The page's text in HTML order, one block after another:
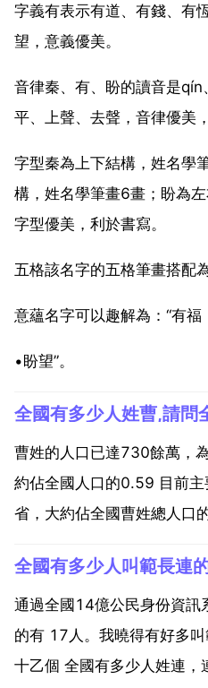
字義有表示有道、有錢、有
望，意義優美。
音律秦、有、盼的讀音是
平、上聲、去聲，音律優美
字型秦為上下結構，姓名學
構，姓名學筆畫6畫；盼為
字型優美，利於書寫。
五格該名字的五格筆畫搭配
意蘊名字可以趣解為：“有福
•盼望”。
全國有多少人姓曹,請問
曹姓的人口已達730餘萬，
約佔全國人口的0.59 目前
省，大約佔全國曹姓總人口
一大省，大約佔全國曹姓總
是這樣吧，760餘萬，記不
通過全國14億公民身份資訊
的有 17人。我曉得有好多
十乙個 全國有多少人姓連，